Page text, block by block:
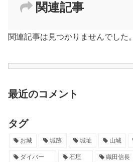
関連記事
関連記事は見つかりませんでした。
最近のコメント
タグ
お城 城跡 城址 山城
ダイバー 石垣 織田信長